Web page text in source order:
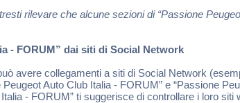
rilevare che alcune sezioni di “Passione
- FORUM” dai siti di Social Network
avere collegamenti a siti di Social Network
Auto Club Italia - FORUM” e “Passione
- FORUM” ti suggerisce di controllare i loro